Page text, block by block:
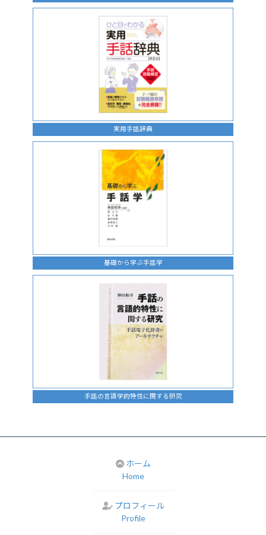
実用手話辞典
基礎から学ぶ手話学
手話の言語学的特性に関する研究
ホーム
Home
プロフィール
Profile